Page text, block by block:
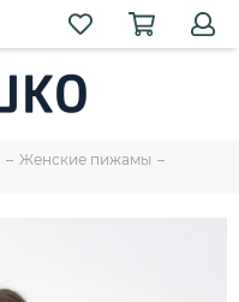
Женские пижамы